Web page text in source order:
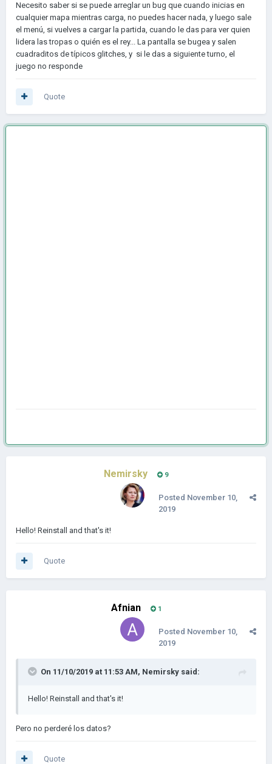
Necesito saber si se puede arreglar un bug que cuando inicias en
cualquier mapa mientras carga, no puedes hacer nada, y luego sale
el menú, si vuelves a cargar la partida, cuando le das para ver quien
lidera las tropas o quién es el rey... La pantalla se bugea y salen
cuadraditos de típicos glitches, y si le das a siguiente turno, el
juego no responde
Quote
Nemirsky 9
Posted November 10,
2019
Hello! Reinstall and that's it!
Quote
Afnian 1
Posted November 10,
2019
On 11/10/2019 at 11:53 AM, Nemirsky said:
Hello! Reinstall and that's it!
Pero no perderé los datos?
Quote